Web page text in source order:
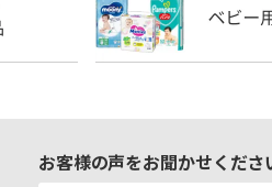
お客様の声をお聞かせくださ